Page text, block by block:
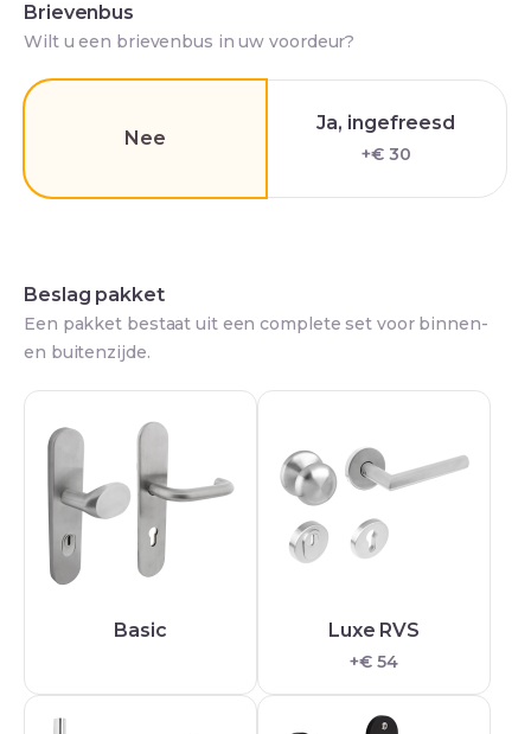
Brievenbus
Wilt u een brievenbus in uw voordeur?
Nee
Ja, ingefreesd
+€ 30
Beslag pakket
Een pakket bestaat uit een complete set voor binnen-
en buitenzijde.
Basic Luxe RVS
+€ 54